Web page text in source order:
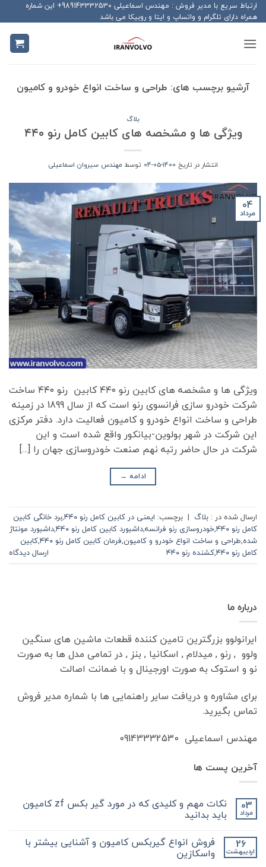
Skip
to
content
ارتباط سریع با مدیر فروش : مهندس اسماعیلی 989143332530+ این شماره
همراه دارای تلگرام و واتساپ و ایتا و روبیکا می باشد
آرشیو برچسب های: طراحی و ساخت انواع خودرو و کامیون
بلاگ
ویژگی ها و مشخصه های کابین کامل رنو ۴۴۰
انتشار در تاریخ 1400-05-04 توسط مهندس سیروان اسماعیلی
04
مرداد
ویژگی ها و مشخصه های کابین رنو ۴۴۰ کابین رنو ۴۴۰ ساخت
شرکت خودرو سازی فرانسوی رنو است که از سال 1899 در زمینه
طراحی و ساخت انواع خودرو و کامیون فعالیت دارد. دفتر مرکزی
این شرکت در شهر بولوین-بیانکور واقع شده است و این
شرکت در حال حاضر رتبه نهم صنعت خودروسازی جهان را […]
ادامه →
ارسال شده در : بلاگ | برچسب: ایمنی در کابین کامل رنو ۴۴۰ ,برد خانگی کابین
کامل رنو ۴۴۰
,خودروسازی رنو فرانسه,داشبورد کابین کامل رنو ۴۴۰ ,داشبورد مونتاژ
شده,طراحی و ساخت انواع خودرو و کامیون,فرمان کابین کامل رنو ۴۴۰ ,کابین
کامل رنو ۴۴۰
,کشنده رنو ۴۴۰ ارسال دیدگاه
درباره ما
ایرانولوو بزرگترین تامین کننده قطعات ماشین های سنگین
ولوو , رنو , میدلام , اسکانیا , بنز , در تمامی مدل ها به صورت
نو و استوک به صورت اورجینال و با ضمانت اصالت
برای مشاوره و دریافت سایر راهنمایی ها با شماره مدیر فروش
تماس بگیرید.
مهندس اسماعیلی 09143332530
آخرین پست ها
03
مرداد
نکات مهم و کلیدی که در مورد گیر بکس zf کامیون
باید بدانید
دیدگاهی
نکات
مهم
نشده 26
اردیبهشت
فروش انواع گیربکس کامیون و آشنایی بیشتر با
واسکازین